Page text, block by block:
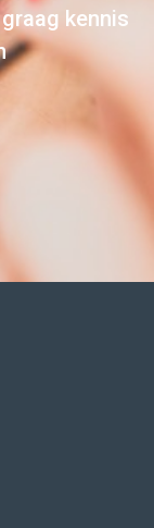
kennis